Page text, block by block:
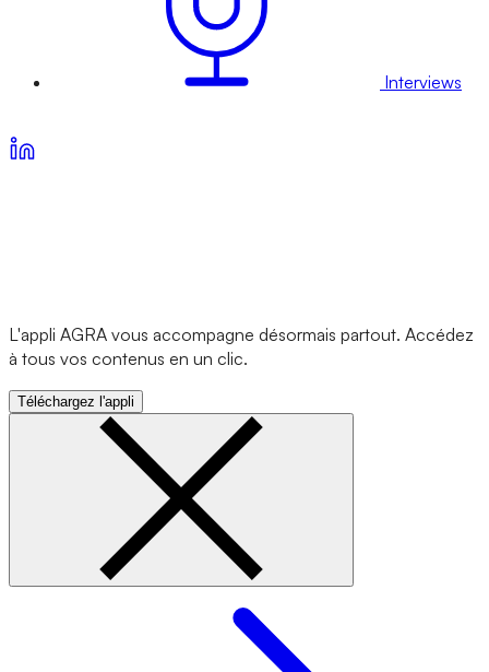
Interviews
L'appli AGRA vous accompagne désormais partout. Accédez
à tous vos contenus en un clic.
Téléchargez l'appli